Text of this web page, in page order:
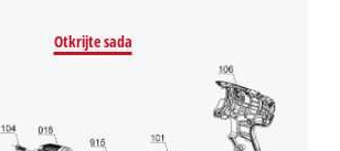
to trackers that are not disclosed to the
visitor. The website owner needs to setup
the site with their CMP to add this content
to the list of technologies used.
Otkrijte sada